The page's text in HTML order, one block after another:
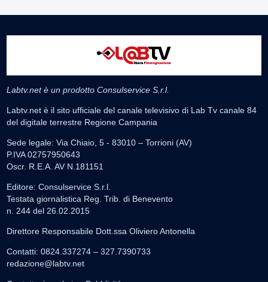
Labtv.net è un prodotto Consulservice S.r.l.
Labtv.net è il sito ufficiale del canale televisivo di Lab Tv canale 84
del digitale terrestre Regione Campania
Sede legale: Via Chiaio, 5 - 83010 – Torrioni (AV)
P.IVA 02757950643
Oscr. R.E.A. AV N.181151
Editore: Consulservice S.r.l.
Testata giornalistica Reg. Trib. di Benevento
n. 244 del 26.02.2015
Direttore Responsabile Dott.ssa Oliviero Antonella
Contatti: 0824.337274 – 327.7390733
redazione@labtv.net